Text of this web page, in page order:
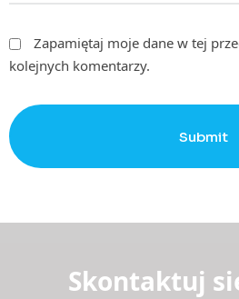
Zapamiętaj moje dane w tej
kolejnych komentarzy.
Submit
Skontaktuj